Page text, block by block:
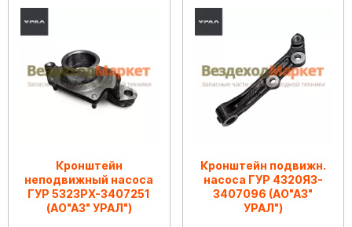
Кронштейн
неподвижный насоса
ГУР 5323РХ-3407251
(АО"АЗ" УРАЛ")
Кронштейн подвижн.
насоса ГУР 4320Я3-
3407096 (АО"АЗ"
УРАЛ")